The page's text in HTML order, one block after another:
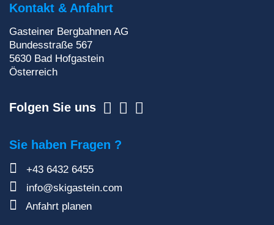
Zur Newsletteranmeldung
Kontakt & Anfahrt
Gasteiner Bergbahnen AG
Bundesstraße 567
5630 Bad Hofgastein
Österreich
Folgen Sie uns
Sie haben Fragen ?
+43 6432 6455
info@skigastein.com
Anfahrt planen